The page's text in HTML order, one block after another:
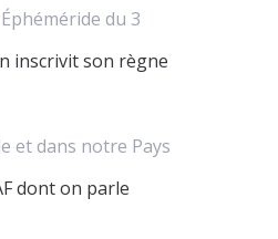
Éphéméride du 3
inscrivit son règne
et dans notre Pays
dont on parle